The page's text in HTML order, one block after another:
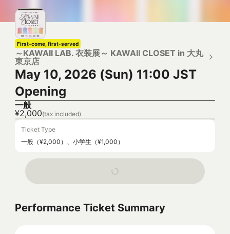
First-come, first-served
～KAWAII LAB. 衣装展～ KAWAII CLOSET in 大丸
東京店
May 10, 2026 (Sun) 11:00 JST
Opening
一般
¥2,000(tax included)
Ticket Type
一般（¥2,000）、小学生（¥1,000）
Performance Ticket Summary